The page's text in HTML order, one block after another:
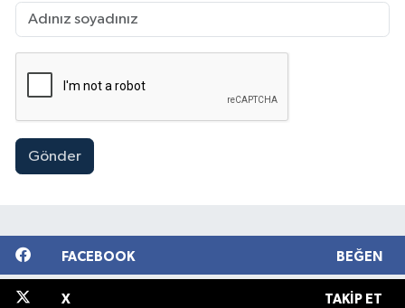
Gönder
FACEBOOK BEĞEN
X TAKIP ET